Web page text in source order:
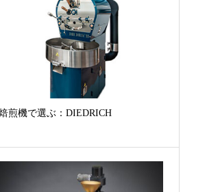
煎機で選ぶ：DIEDRICH